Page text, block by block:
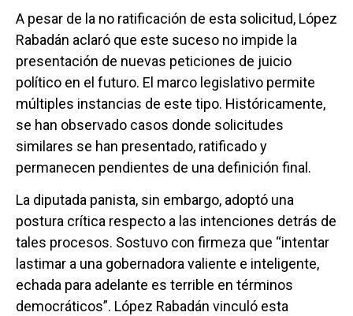
A pesar de la no ratificación de esta solicitud, López
Rabadán aclaró que este suceso no impide la
presentación de nuevas peticiones de juicio
político en el futuro. El marco legislativo permite
múltiples instancias de este tipo. Históricamente,
se han observado casos donde solicitudes
similares se han presentado, ratificado y
permanecen pendientes de una definición final.
La diputada panista, sin embargo, adoptó una
postura crítica respecto a las intenciones detrás de
tales procesos. Sostuvo con firmeza que “intentar
lastimar a una gobernadora valiente e inteligente,
echada para adelante es terrible en términos
democráticos”. López Rabadán vinculó esta